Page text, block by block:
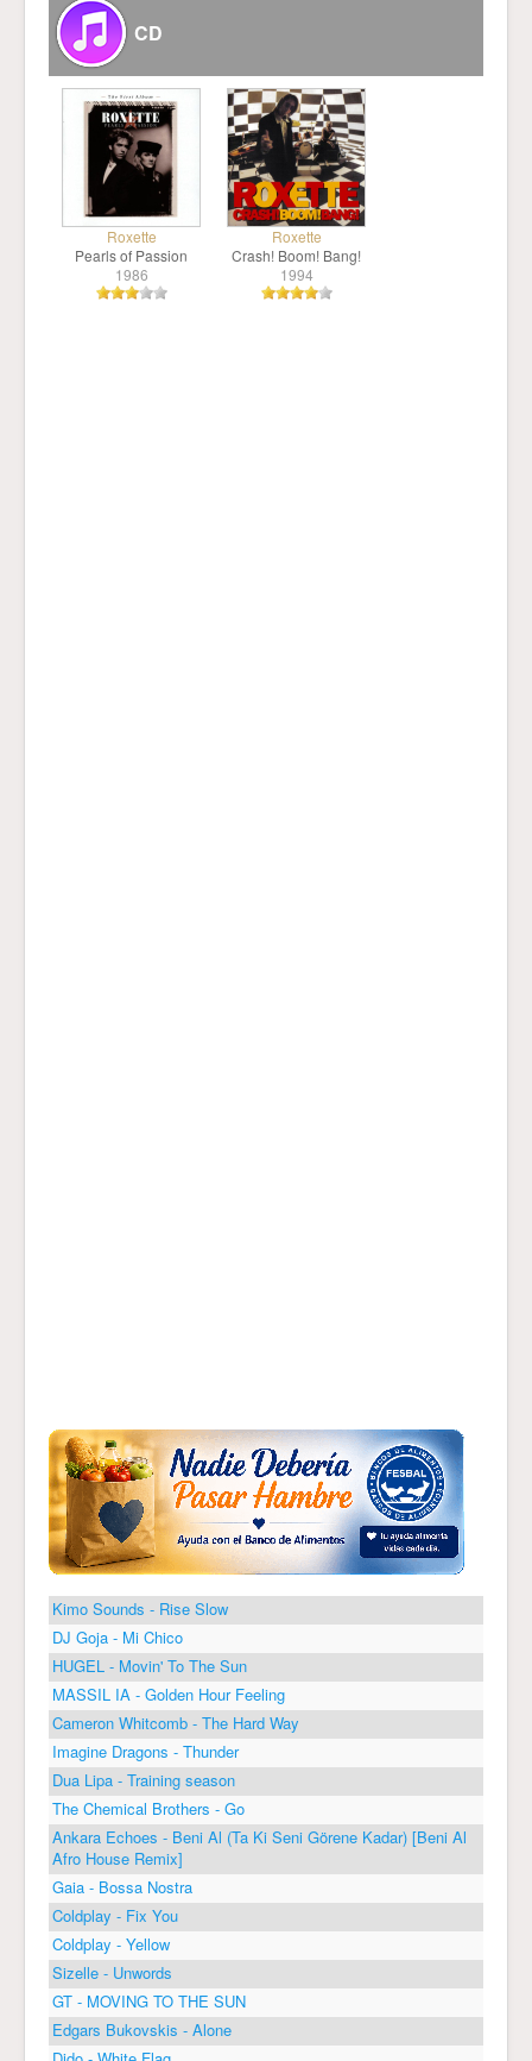
CD
Roxette
Pearls of Passion
1986
Roxette
Crash! Boom! Bang!
1994
Kimo Sounds - Rise Slow
DJ Goja - Mi Chico
HUGEL - Movin' To The Sun
MASSIL IA - Golden Hour Feeling
Cameron Whitcomb - The Hard Way
Imagine Dragons - Thunder
Dua Lipa - Training season
The Chemical Brothers - Go
Ankara Echoes - Beni Al (Ta Ki Seni Görene Kadar) [Beni Al
Afro House Remix]
Gaia - Bossa Nostra
Coldplay - Fix You
Coldplay - Yellow
Sizelle - Unwords
GT - MOVING TO THE SUN
Edgars Bukovskis - Alone